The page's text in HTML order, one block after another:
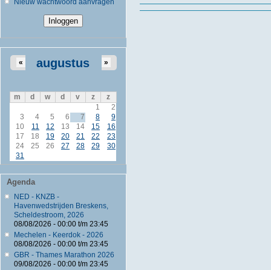
augustus
« »
m d w d v z
z
1
2
3
4 5 6 7 8
9
10
11 12 13 14 15
16
17
18 19 20 21 22
23
24
25 26 27 28 29
30
31
Agenda
NED - KNZB -
Havenwedstrijden Breskens,
Scheldestroom, 2026
08/08/2026 - 00:00t/m 23:45
Mechelen - Keerdok - 2026
08/08/2026 - 00:00t/m 23:45
GBR - Thames Marathon 2026
09/08/2026 - 00:00t/m 23:45